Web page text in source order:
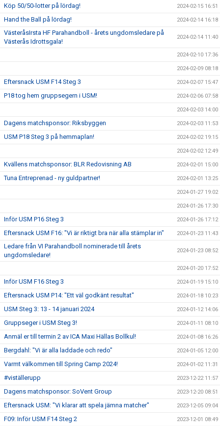
Köp 50/50-lotter på lördag! 2024-02-15 16:51
Hand the Ball på lördag! 2024-02-14 16:18
VästeråsIrsta HF Parahandboll - årets ungdomsledare på
Västerås Idrottsgala!
2024-02-14 11:40
2024-02-10 17:36
2024-02-09 08:18
Eftersnack USM F14 Steg 3 2024-02-07 15:47
P18 tog hem gruppsegern i USM! 2024-02-06 07:58
2024-02-03 14:00
Dagens matchsponsor: Riksbyggen 2024-02-03 11:53
USM P18 Steg 3 på hemmaplan! 2024-02-02 19:15
2024-02-02 12:49
Kvällens matchsponsor: BLR Redovisning AB 2024-02-01 15:00
Tuna Entreprenad - ny guldpartner! 2024-02-01 13:25
2024-01-27 19:02
2024-01-26 17:30
Inför USM P16 Steg 3 2024-01-26 17:12
Eftersnack USM F16: "Vi är riktigt bra när alla stämplar in" 2024-01-23 11:43
Ledare från VI Parahandboll nominerade till årets
ungdomsledare!
2024-01-23 08:52
2024-01-20 17:52
Inför USM F16 Steg 3 2024-01-19 15:10
Eftersnack USM P14: "Ett väl godkänt resultat" 2024-01-18 10:23
USM Steg 3: 13 - 14 januari 2024 2024-01-12 14:06
Gruppseger i USM Steg 3! 2024-01-11 08:10
Anmäl er till termin 2 av ICA Maxi Hällas Bollkul! 2024-01-08 16:26
Bergdahl: "Vi är alla laddade och redo" 2024-01-05 12:00
Varmt välkommen till Spring Camp 2024! 2024-01-02 11:31
#viställerupp 2023-12-22 11:57
Dagens matchsponsor: SoVent Group 2023-12-20 08:51
Eftersnack USM: "Vi klarar att spela jämna matcher" 2023-12-05 09:04
F09: Inför USM F14 Steg 2 2023-12-01 08:49